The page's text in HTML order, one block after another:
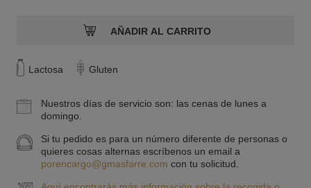
Lactosa Gluten
Nuestros días de servicio son: las cenas de lunes a
domingo.
Si tu pedido es para un número diferente de personas o
quieres cosas alternas escríbenos un email a
porencargo@gmasfarre.com con tu solicitud.